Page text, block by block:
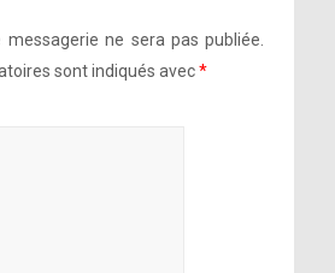
ne sera pas publiée.
sont indiqués avec*